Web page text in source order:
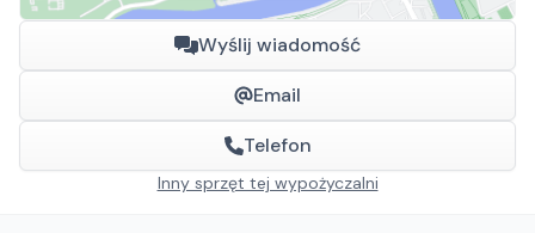
Wyślij wiadomość
Email
Telefon
Inny sprzęt tej wypożyczalni